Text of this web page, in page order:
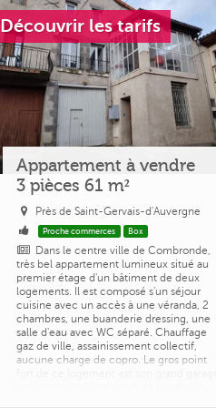
Découvrir les tarifs
Appartement à vendre
3 pièces 61 m²
Près de Saint-Gervais-d'Auvergne
Proche commerces Box
Dans le centre ville de Combronde,
très bel appartement lumineux situé au
premier étage d'un bâtiment de deux
logements. Il est composé s'un séjour
cuisine avec un accès à une véranda, 2
chambres, une buanderie dressing, une
salle d'eau avec WC séparé. Chauffage
gaz de ville, assainissement collectif,
aucune charge de copro. Le gros point